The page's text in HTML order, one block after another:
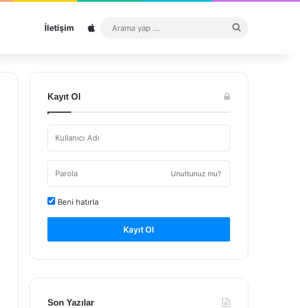
İletişim Sitemap
...
Kayıt Ol
Unuttunuz mu?
Beni hatırla
Kayıt Ol
Son Yazılar